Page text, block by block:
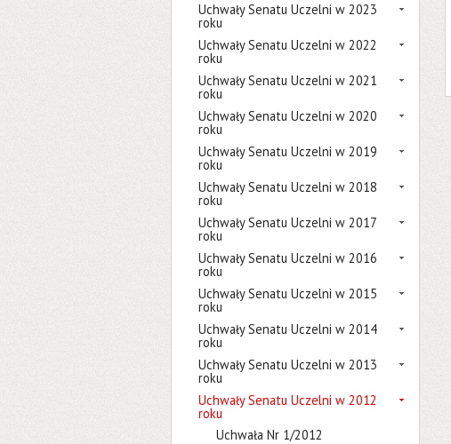
Uchwały Senatu Uczelni w 2023
roku
Uchwały Senatu Uczelni w 2022
roku
Uchwały Senatu Uczelni w 2021
roku
Uchwały Senatu Uczelni w 2020
roku
Uchwały Senatu Uczelni w 2019
roku
Uchwały Senatu Uczelni w 2018
roku
Uchwały Senatu Uczelni w 2017
roku
Uchwały Senatu Uczelni w 2016
roku
Uchwały Senatu Uczelni w 2015
roku
Uchwały Senatu Uczelni w 2014
roku
Uchwały Senatu Uczelni w 2013
roku
Uchwały Senatu Uczelni w 2012
roku
Uchwała Nr 1/2012